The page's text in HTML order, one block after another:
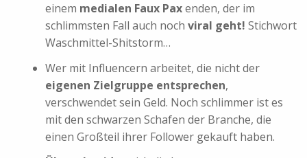
einem medialen Faux Paxenden, der im
schlimmsten Fall auch noch viral geht! Stichwort
Waschmittel-Shitstorm…
Wer mit Influencern arbeitet, die nicht der
eigenen Zielgruppe entsprechen,
verschwendet sein Geld. Noch schlimmer ist es
mit den schwarzen Schafen der Branche, die
einen Großteil ihrer Follower gekauft haben.